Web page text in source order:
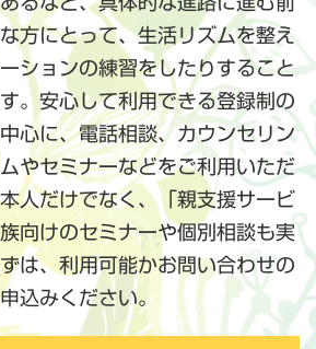
方にとって、生活リズムを整え
ションの練習をしたりすること
。安心して利用できる登録制の
心に、電話相談、カウンセリン
やセミナーなどをご利用いただ
人だけでなく、「親支援サービ
向けのセミナーや個別相談も実
は、利用可能かお問い合わせの
込みください。